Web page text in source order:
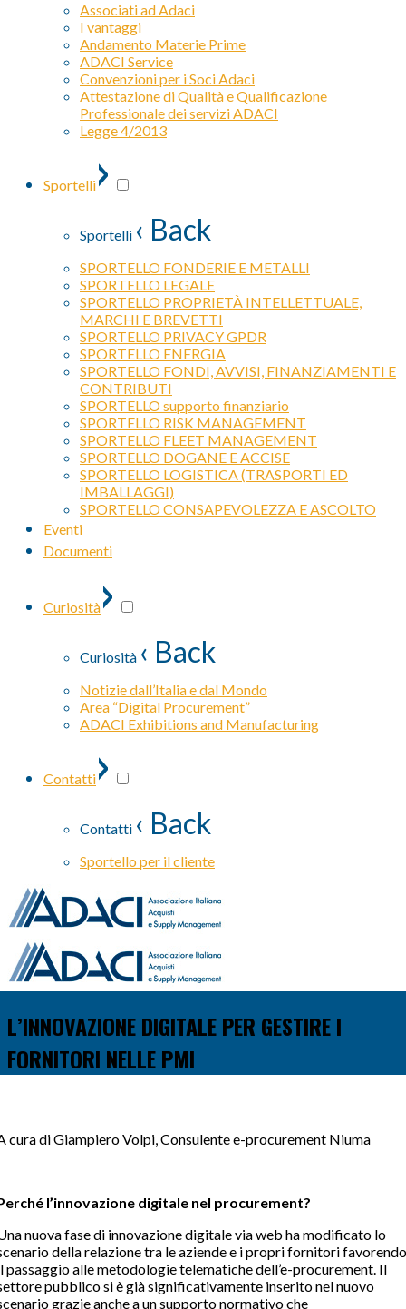
Associati ad Adaci
I vantaggi
Andamento Materie Prime
ADACI Service
Convenzioni per i Soci Adaci
Attestazione di Qualità e Qualificazione
Professionale dei servizi ADACI
Legge 4/2013
Sportelli›
Sportelli ‹ Back
SPORTELLO FONDERIE E METALLI
SPORTELLO LEGALE
SPORTELLO PROPRIETÀ INTELLETTUALE,
MARCHI E BREVETTI
SPORTELLO PRIVACY GPDR
SPORTELLO ENERGIA
SPORTELLO FONDI, AVVISI, FINANZIAMENTI E
CONTRIBUTI
SPORTELLO supporto finanziario
SPORTELLO RISK MANAGEMENT
SPORTELLO FLEET MANAGEMENT
SPORTELLO DOGANE E ACCISE
SPORTELLO LOGISTICA (TRASPORTI ED
IMBALLAGGI)
SPORTELLO CONSAPEVOLEZZA E ASCOLTO
Eventi
Documenti
Curiosità›
Curiosità ‹ Back
Notizie dall’Italia e dal Mondo
Area “Digital Procurement”
ADACI Exhibitions and Manufacturing
Contatti›
Contatti ‹ Back
Sportello per il cliente
L’INNOVAZIONE DIGITALE PER GESTIRE I
FORNITORI NELLE PMI
cura di Giampiero Volpi, Consulente e-procurement Niuma
l’innovazione digitale nel procurement?
nuova fase di innovazione digitale via web ha modificato lo
della relazione tra le aziende e i propri fornitori favorendo
passaggio alle metodologie telematiche dell’e-procurement. Il
pubblico si è già significativamente inserito nel nuovo
grazie anche a un supporto normativo che